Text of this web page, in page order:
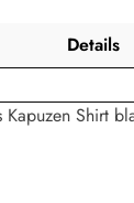
Details